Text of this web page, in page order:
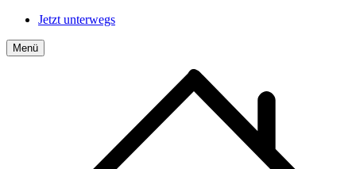
Jetzt unterwegs
Menü